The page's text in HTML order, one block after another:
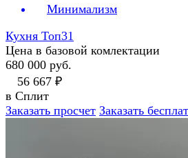
Минимализм
Кухня Топ31
Цена в базовой комлектации
680 000 руб.
56 667 ₽
в Сплит
Заказать просчет Заказать